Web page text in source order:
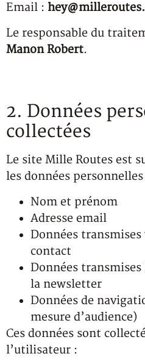
Email :
Le responsable du
Manon Robert.
2. Données
collectées
Le site Mille Routes est
les données
Nom et prénom
Adresse email
Données
contact
Données
la newsletter
Données de
mesure d’audience)
Ces données sont
l’utilisateur :